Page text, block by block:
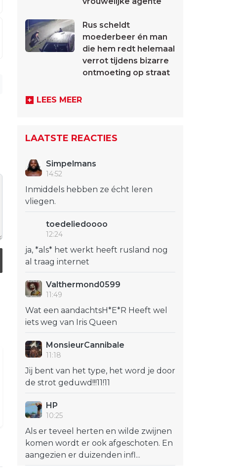
Rus scheldt
moederbeer én man
die hem redt helemaal
verrot tijdens bizarre
ontmoeting op straat
LEES MEER
LAATSTE REACTIES
Simpelmans
14:52
Inmiddels hebben ze écht leren
vliegen.
toedeliedoooo
12:24
ja, *als* het werkt heeft rusland nog
al traag internet
Valthermond0599
11:49
Wat een aandachtsH*E*R Heeft wel
iets weg van Iris Queen
MonsieurCannibale
11:18
Jij bent van het type, het word je door
de strot geduwd!!!11!11
HP
10:25
Als er teveel herten en wilde zwijnen
komen wordt er ook afgeschoten. En
aangezien er duizenden infl...